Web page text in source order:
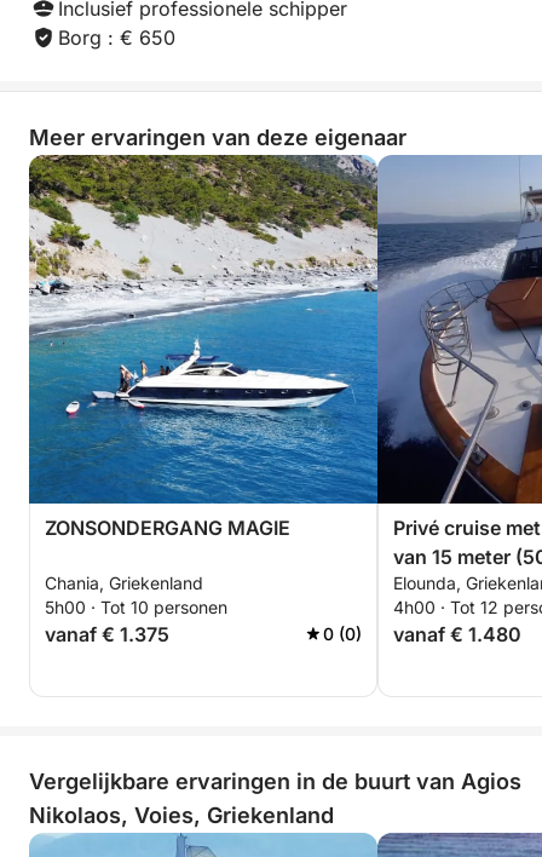
Inclusief professionele schipper
Borg : € 650
Meer ervaringen van deze eigenaar
ZONSONDERGANG MAGIE
Chania, Griekenland
5h00 · Tot 10 personen
vanaf € 1.375 0 (0)
Privé cruise
van 15 meter
haven van
Spinalonga en
uur)
Elounda,
4h00 · Tot 12
vanaf € 1.480
Vergelijkbare ervaringen in de buurt van Agios
Nikolaos, Voies, Griekenland